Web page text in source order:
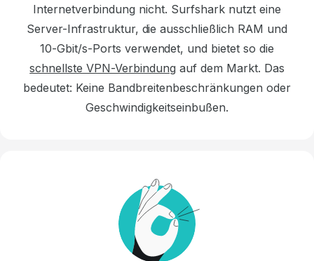
Internetverbindung nicht. Surfshark nutzt eine
Server-Infrastruktur, die ausschließlich RAM und
10-Gbit/s-Ports verwendet, und bietet so die
schnellste VPN-Verbindung auf dem Markt. Das
bedeutet: Keine Bandbreitenbeschränkungen oder
Geschwindigkeitseinbußen.